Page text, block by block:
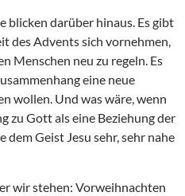
blicken darüber hinaus. Es gibt
des Advents sich vornehmen,
Menschen neu zu regeln. Es
eine neue
wollen. Und was wäre, wenn
zu Gott als eine Beziehung der
dem Geist Jesu sehr, sehr nahe
wir stehen: Vorweihnachten